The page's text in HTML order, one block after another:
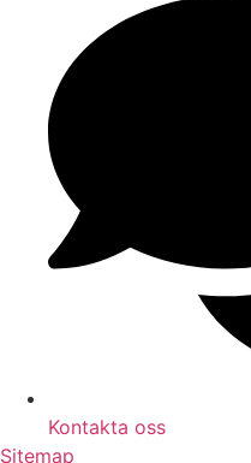
Kontakta oss
Sitemap